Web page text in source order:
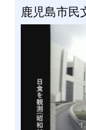
鹿児島市民